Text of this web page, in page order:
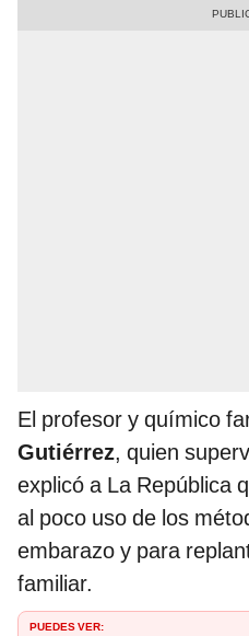
El profesor y químico
Gutiérrez, quien
explicó a La República
al poco uso de los
embarazo y para
familiar.
PUEDES VER: